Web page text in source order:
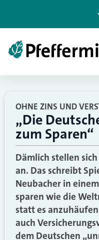
OHNE ZINS UND
„Die
zum Sparen“
Dämlich stellen
an. Das schreibt
Neubacher in
sparen wie die
statt es
auch
dem Deutschen